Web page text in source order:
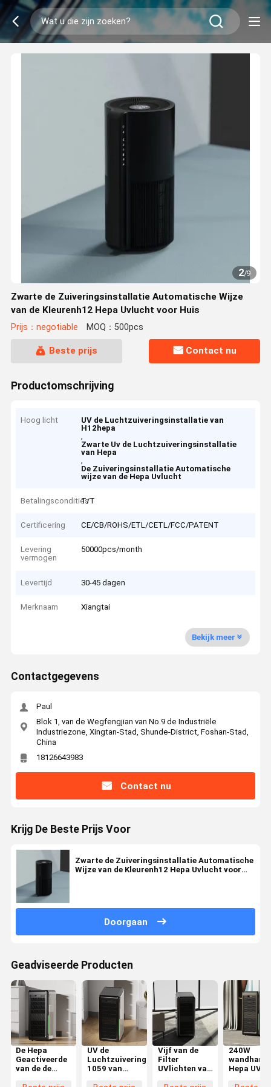
2/9
Zwarte de Zuiveringsinstallatie Automatische Wijze
van de Kleurenh12 Hepa Uvlucht voor Huis
Prijs：negotiable MOQ：500pcs
Beste prijs Contact nu
Productomschrijving
Hoog licht
UV de Luchtzuiveringsinstallatie van
H12hepa
,
Zwarte Uv de Luchtzuiveringsinstallatie
van Hepa
,
De Zuiveringsinstallatie Automatische
wijze van de Hepa Uvlucht
Betalingscondities
T/T
Certificering CE/CB/ROHS/ETL/CETL/FCC/PATENT
Levering
vermogen
50000pcs/month
Levertijd 30-45 dagen
Merknaam Xiangtai
Bekijk meer
Contactgegevens
Paul
Blok 1, van de Wegfengjian van No.9 de Industriële
Industriezone, Xingtan-Stad, Shunde-District, Foshan-Stad,
China
18126643983
Contact nu
Krijg De Beste Prijs Voor
Zwarte de Zuiveringsinstallatie Automatische
Wijze van de Kleurenh12 Hepa Uvlucht voor
Doorgaan
Geadviseerde Producten
De Hepa
Geactiveerde
van de de
UV de
Luchtzuiveringsinstallatie
1059 van
Vijf van de
Filter
UVlichten van
240W
Hepa UV-